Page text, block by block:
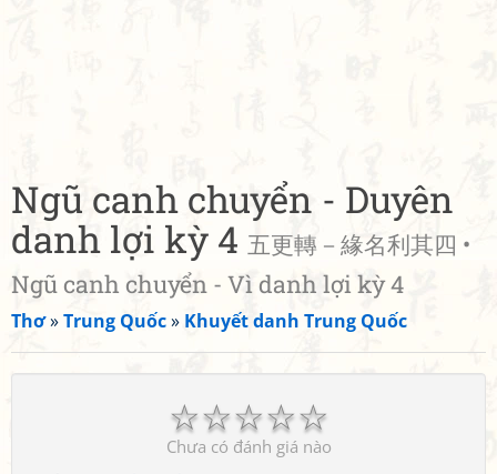
Ngũ canh chuyển - Duyên
danh lợi kỳ 4 五更轉－緣名利其四 •
Ngũ canh chuyển - Vì danh lợi kỳ 4
Thơ»Trung Quốc» Khuyết danh Trung Quốc
☆
☆
☆
☆
☆
Chưa có đánh giá nào